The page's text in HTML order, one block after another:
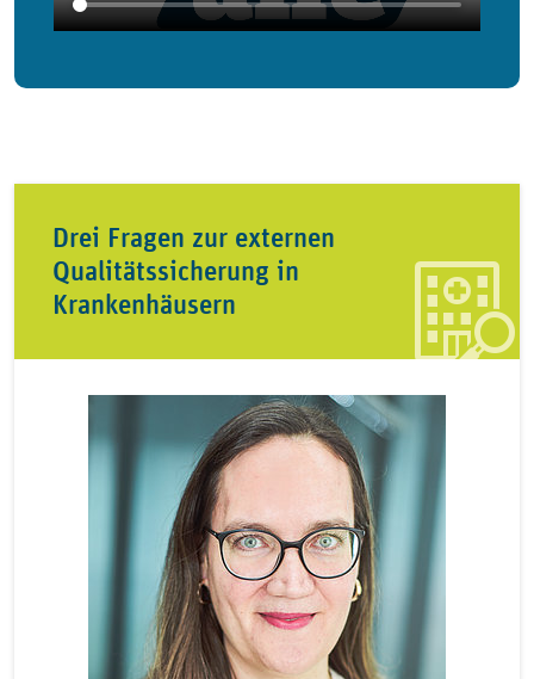
Drei Fragen zur externen
Qualitätssicherung in
Krankenhäusern